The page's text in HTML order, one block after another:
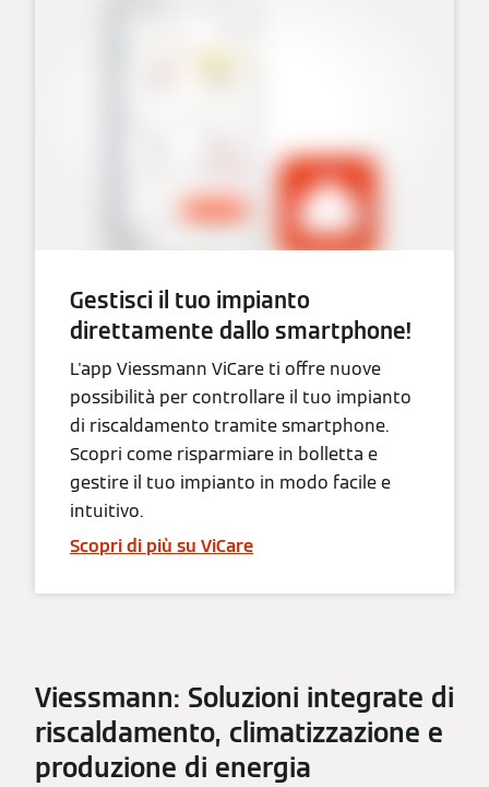
Gestisci il tuo impianto
direttamente dallo smartphone!
L'app Viessmann ViCare ti offre nuove
possibilità per controllare il tuo impianto
di riscaldamento tramite smartphone.
Scopri come risparmiare in bolletta e
gestire il tuo impianto in modo facile e
intuitivo.
Scopri di più su ViCare
Viessmann: Soluzioni integrate di
riscaldamento, climatizzazione e
produzione di energia